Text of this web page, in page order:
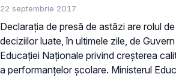
22 septembrie 2017
Declarația de presă de astăzi are rolul
deciziilor luate, în ultimele zile, de
Educației Naționale privind creșterea
a performanțelor școlare. Ministerul